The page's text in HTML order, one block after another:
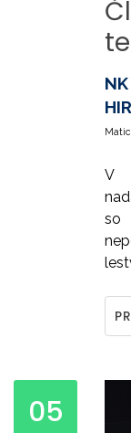
V
so
05